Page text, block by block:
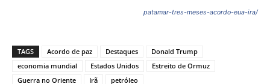
patamar-tres-meses-acordo-eua-ira/
TAGS Acordo de paz Destaques
Donald Trump
economia mundial
Estados Unidos
Estreito de Ormuz
Guerra no Oriente
Irã petróleo